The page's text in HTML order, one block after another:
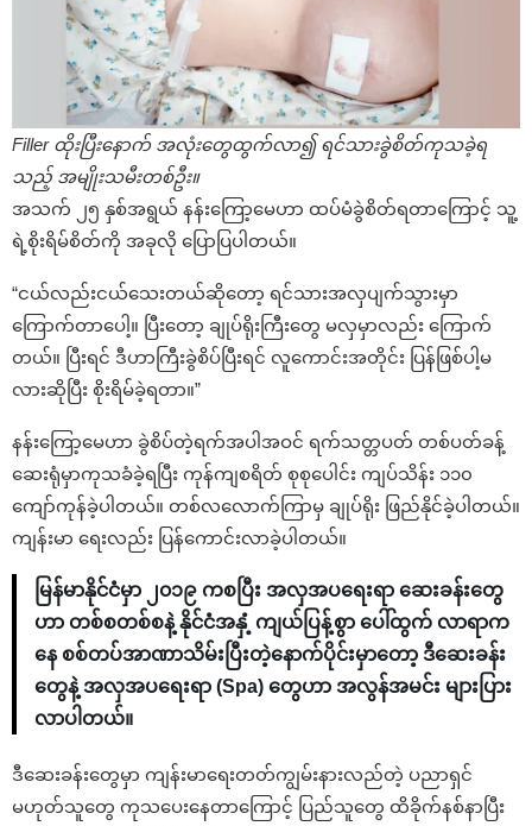
Filler ထိုးပြီးနောက် အလုံးတွေထွက်လာ၍ ရင်သားခွဲစိတ်ကုသခဲ့ရ
သည့် အမျိုးသမီးတစ်ဦး။
အသက် ၂၅ နှစ်အရွယ် နန်းကြော့မေဟာ ထပ်မံခွဲစိတ်ရတာကြောင့် သူ့
ရဲ့စိုးရိမ်စိတ်ကို အခုလို ပြောပြပါတယ်။
“ငယ်လည်းငယ်သေးတယ်ဆိုတော့ ရင်သားအလှပျက်သွားမှာ
ကြောက်တာပေါ့။ ပြီးတော့ ချုပ်ရိုးကြီးတွေ မလှမှာလည်း ကြောက်
တယ်။ ပြီးရင် ဒီဟာကြီးခွဲစိပ်ပြီးရင် လူကောင်းအတိုင်း ပြန်ဖြစ်ပါ့မ
လားဆိုပြီး စိုးရိမ်ခဲ့ရတာ။”
နန်းကြော့မေဟာ ခွဲစိပ်တဲ့ရက်အပါအဝင် ရက်သတ္တပတ် တစ်ပတ်ခန့်
ဆေးရုံမှာကုသခံခဲ့ရပြီး ကုန်ကျစရိတ် စုစုပေါင်း ကျပ်သိန်း ၁၁၀
ကျော်ကုန်ခဲ့ပါတယ်။ တစ်လလောက်ကြာမှ ချုပ်ရိုး ဖြည်နိုင်ခဲ့ပါတယ်။
ကျန်းမာ ရေးလည်း ပြန်ကောင်းလာခဲ့ပါတယ်။
မြန်မာနိုင်ငံမှာ ၂၀၁၉ ကစပြီး အလှအပရေးရာ ဆေးခန်းတွေ
ဟာ တစ်စတစ်စနဲ့ နိုင်ငံအနှံ့ ကျယ်ပြန့်စွာ ပေါ်ထွက် လာရာက
နေ စစ်တပ်အာဏာသိမ်းပြီးတဲ့နောက်ပိုင်းမှာတော့ ဒီဆေးခန်း
တွေနဲ့ အလှအပရေးရာ (Spa) တွေဟာ အလွန်အမင်း များပြား
လာပါတယ်။
ဒီဆေးခန်းတွေမှာ ကျန်းမာရေးတတ်ကျွမ်းနားလည်တဲ့ ပညာရှင်
မဟုတ်သူတွေ ကုသပေးနေတာကြောင့် ပြည်သူတွေ ထိခိုက်နစ်နာပြီး